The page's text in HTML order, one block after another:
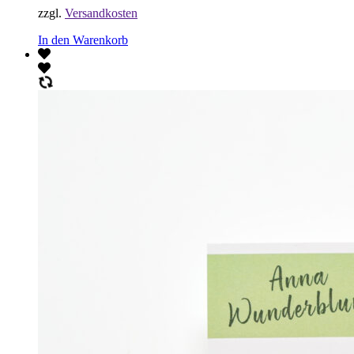
zzgl. Versandkosten
In den Warenkorb